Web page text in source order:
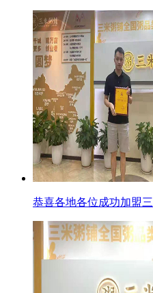
恭喜各地各位成功加盟三